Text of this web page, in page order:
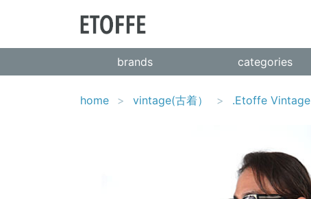
brands categories
home vintage(古着） .Etoffe Vintage